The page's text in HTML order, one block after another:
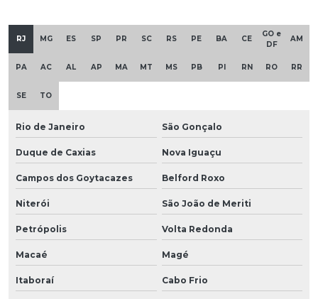
RJ MG ES SP PR SC RS PE BA CE
GO e
DF
AM
PA AC AL AP MA MT MS PB PI RN RO RR
SE TO
Rio de Janeiro São Gonçalo
Duque de Caxias Nova Iguaçu
Campos dos Goytacazes Belford Roxo
Niterói São João de Meriti
Petrópolis Volta Redonda
Macaé Magé
Itaboraí Cabo Frio